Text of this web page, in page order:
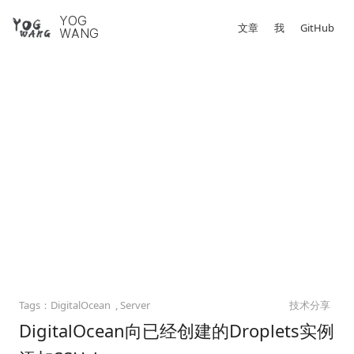
YOG
WANG
文章 我 GitHub
DigitalOcean Server 技术分享
DigitalOcean向已经创建的Droplets实例